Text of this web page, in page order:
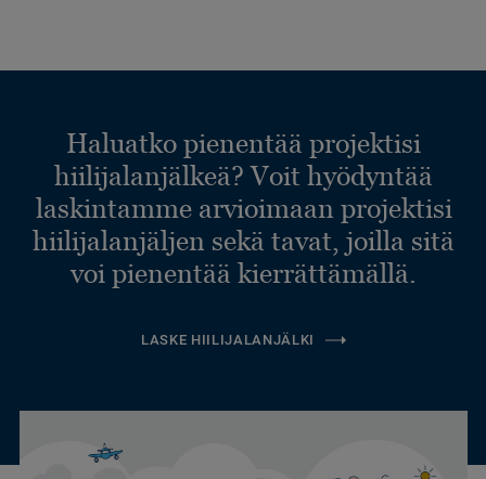
Haluatko pienentää projektisi
hiilijalanjälkeä? Voit hyödyntää
laskintamme arvioimaan projektisi
hiilijalanjäljen sekä tavat, joilla sitä
voi pienentää kierrättämällä.
LASKE HIILIJALANJÄLKI